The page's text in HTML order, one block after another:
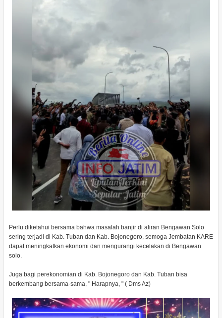
Perlu diketahui bersama bahwa masalah banjir di aliran Bengawan Solo
sering terjadi di Kab. Tuban dan Kab. Bojonegoro, semoga Jembatan KARE
dapat meningkatkan ekonomi dan mengurangi kecelakan di Bengawan
solo.
Juga bagi perekonomian di Kab. Bojonegoro dan Kab. Tuban bisa
berkembang bersama-sama, " Harapnya, " ( Dms Az)